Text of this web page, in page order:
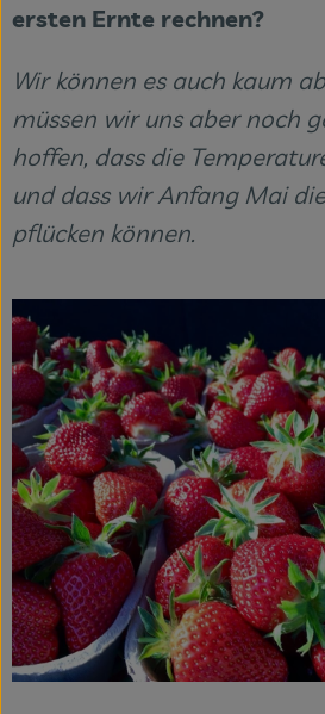
ersten Ernte rechnen?
Wir können es auch kaum
müssen wir uns aber noch
hoffen, dass die
und dass wir Anfang Mai
pflücken können.